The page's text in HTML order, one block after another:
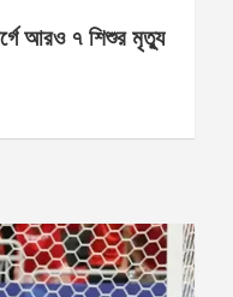
আরও ৭ শিশুর মৃত্যু